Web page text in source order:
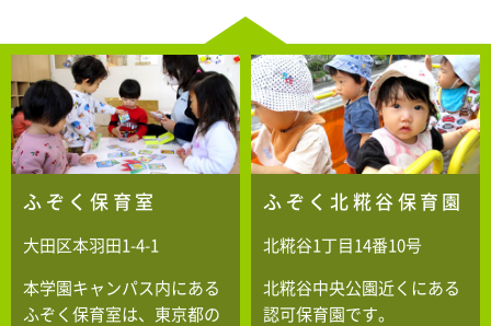
ふぞく保育室
大田区本羽田1-4-1
本学園キャンパス内にある
ふぞく保育室は、東京都の
ふぞく北糀谷保育園
北糀谷1丁目14番10号
北糀谷中央公園近くにある
認可保育園です。